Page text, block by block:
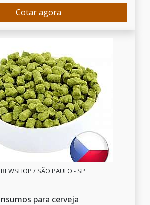
Cotar agora
/ SÃO PAULO - SP
Insumos para cerveja